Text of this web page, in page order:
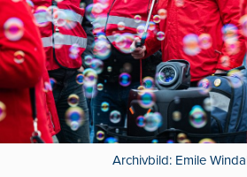
Archivbild: Emile